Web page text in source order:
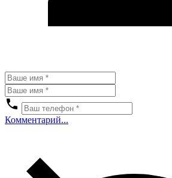
Комментарий...